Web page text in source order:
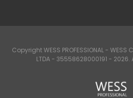
Copyright WESS PROFESSIONAL - WESS
LTDA - 35558628000191 -